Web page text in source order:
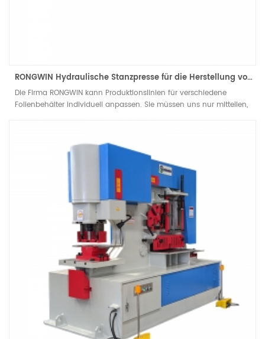
RONGWIN Hydraulische Stanzpresse für die Herstellung von Aluminiumfolienschalen und -behältern – Effiziente Stanzmaschinen
Die Firma RONGWIN kann Produktionslinien für verschiedene
Folienbehälter individuell anpassen. Sie müssen uns nur mitteilen,
Angebot. Wir erstellen den für Sie optimalen Plan. Passen Sie die
benötigten Maschinen und Formen individuell an und erhalten Sie
alles aus einer Hand. Lösung. Diese Linie umfasst eine automatische
Zuführvorrichtung, eine kundenspezifische pneumatische
Stanzpresse JH21 und weitere kundenspezifische Komponenten.
Formen für verschiedene Werkstücke.